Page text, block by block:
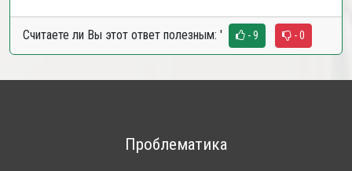
Считаете ли Вы этот ответ полезным: ' - 9 - 0
Проблематика